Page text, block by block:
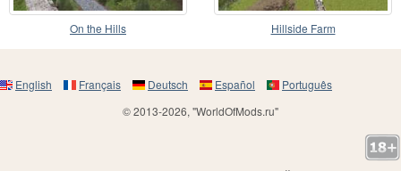
On the Hills Hillside Farm
English Français Deutsch Español
Português
© 2013-2026, "WorldOfMods.ru"